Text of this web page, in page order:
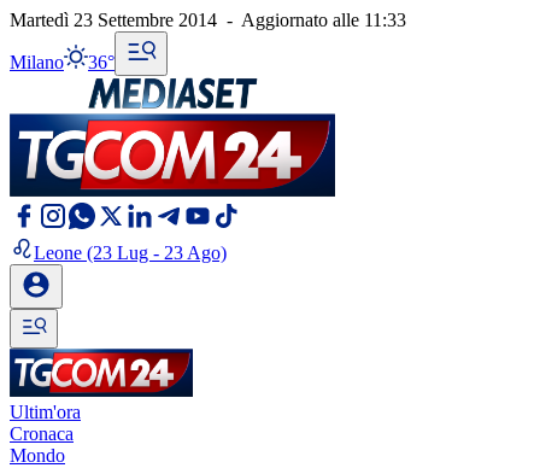
Martedì 23 Settembre 2014 - Aggiornato alle 11:33
Milano 36°
Leone (23 Lug - 23 Ago)
Ultim'ora
Cronaca
Mondo